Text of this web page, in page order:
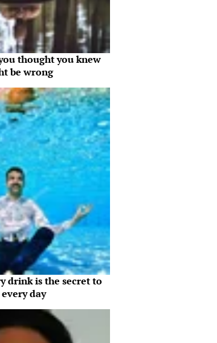
thought you knew
be wrong
drink is the secret to
day